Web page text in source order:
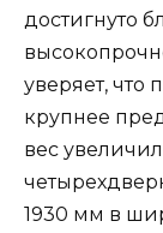
достигнуто
уверяет, что
крупнее
вес
1930 мм в